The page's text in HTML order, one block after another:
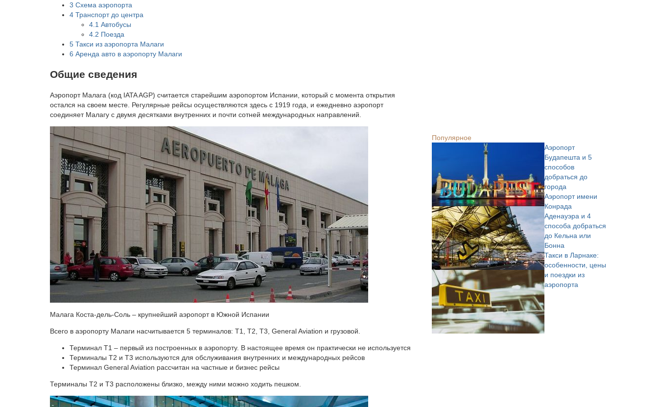
3 Схема аэропорта
4 Транспорт до центра
4.1 Автобусы
4.2 Поезда
5 Такси из аэропорта Малаги
6 Аренда авто в аэропорту Малаги
Общие сведения
Аэропорт Малага (код IATA AGP) считается старейшим аэропортом Испании, который с момента открытия
остался на своем месте. Регулярные рейсы осуществляются здесь с 1919 года, и ежедневно аэропорт
соединяет Малагу с двумя десятками внутренних и почти сотней международных направлений.
Малага Коста-дель-Соль – крупнейший аэропорт в Южной Испании
Всего в аэропорту Малаги насчитывается 5 терминалов: Т1, Т2, Т3, General Aviation и грузовой.
Терминал Т1 – первый из построенных в аэропорту. В настоящее время он практически не используется
Терминалы Т2 и Т3 используются для обслуживания внутренних и международных рейсов
Терминал General Aviation рассчитан на частные и бизнес рейсы
Терминалы Т2 и Т3 расположены близко, между ними можно ходить пешком.
Популярное
Аэропорт
Будапешта и 5
способов
добраться до
города
Аэропорт имени
Конрада
Аденауэра и 4
способа добраться
до Кельна или
Бонна
Такси в Ларнаке:
особенности, цены
и поездки из
аэропорта